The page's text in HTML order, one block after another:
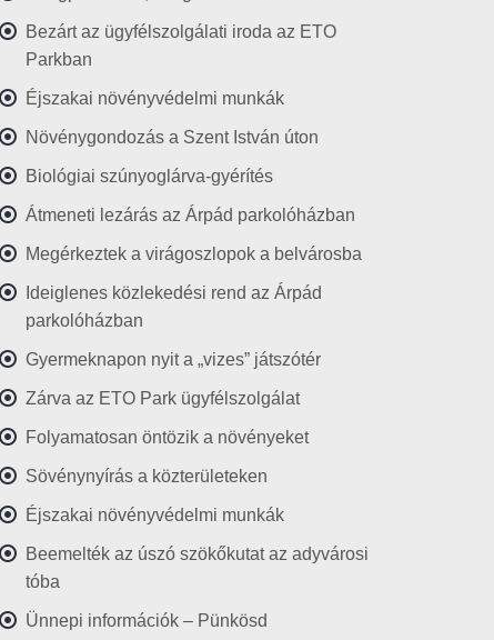
Bezárt az ügyfélszolgálati iroda az ETO
Parkban
Éjszakai növényvédelmi munkák
Növénygondozás a Szent István úton
Biológiai szúnyoglárva-gyérítés
Átmeneti lezárás az Árpád parkolóházban
Megérkeztek a virágoszlopok a belvárosba
Ideiglenes közlekedési rend az Árpád
parkolóházban
Gyermeknapon nyit a „vizes” játszótér
Zárva az ETO Park ügyfélszolgálat
Folyamatosan öntözik a növényeket
Sövénynyírás a közterületeken
Éjszakai növényvédelmi munkák
Beemelték az úszó szökőkutat az adyvárosi
tóba
Ünnepi információk – Pünkösd